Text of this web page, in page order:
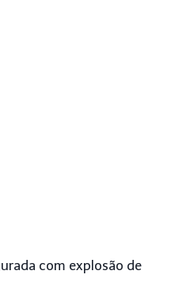
com explosão de